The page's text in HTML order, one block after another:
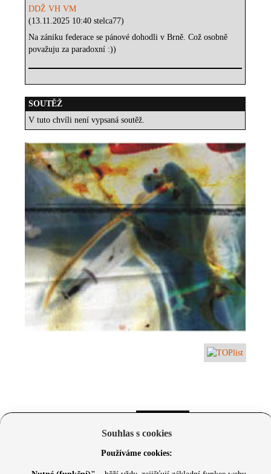
DDŽ VH VM
(13.11.2025 10:40 stelca77)
Na zániku federace se pánové dohodli v Brně. Což osobně
považuju za paradoxní :))
SOUTĚŽ
V tuto chvíli není vypsaná soutěž.
Souhlas s cookies
Používáme cookies: